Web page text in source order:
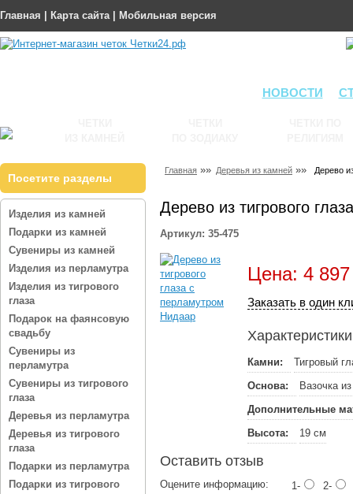
Главная Карта сайта| Мобильная версия
НОВОСТИ
Посетите разделы
Изделия из камней
Подарки из камней
Сувениры из камней
Изделия из перламутра
Изделия из тигрового
глаза
Подарок на фаянсовую
свадьбу
Сувениры из
перламутра
Сувениры из тигрового
глаза
Деревья из перламутра
Деревья из тигрового
глаза
Подарки из перламутра
Подарки из тигрового
Главная »» Деревья из камней »» Дерево
Дерево из тигрового
Артикул: 35-475
Цена: 4
Заказать в один
Камни:
Тигровый
Основа:
Вазочка
Дополнительные
Высота:
19 см
Оставить отзыв
Оцените информацию: 1- 2-